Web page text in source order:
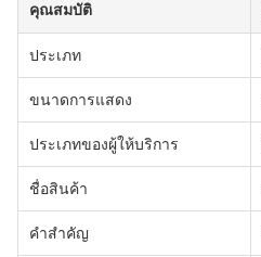
คุณสมบัติ
ประเภท
ขนาดการแสดง
ประเภทของผู้ให้บริการ
ชื่อสินค้า
คําสําคัญ